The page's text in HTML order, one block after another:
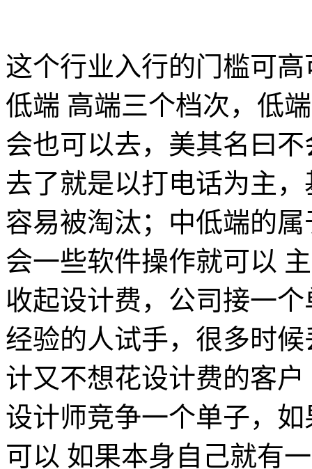
这个行业入行的门槛可
低端 高端三个档次，低
会也可以去，美其名曰
去了就是以打电话为主
容易被淘汰；中低端的
会一些软件操作就可以
收起设计费，公司接一
经验的人试手，很多时
计又不想花设计费的客
设计师竞争一个单子，
可以 如果本身自己就有